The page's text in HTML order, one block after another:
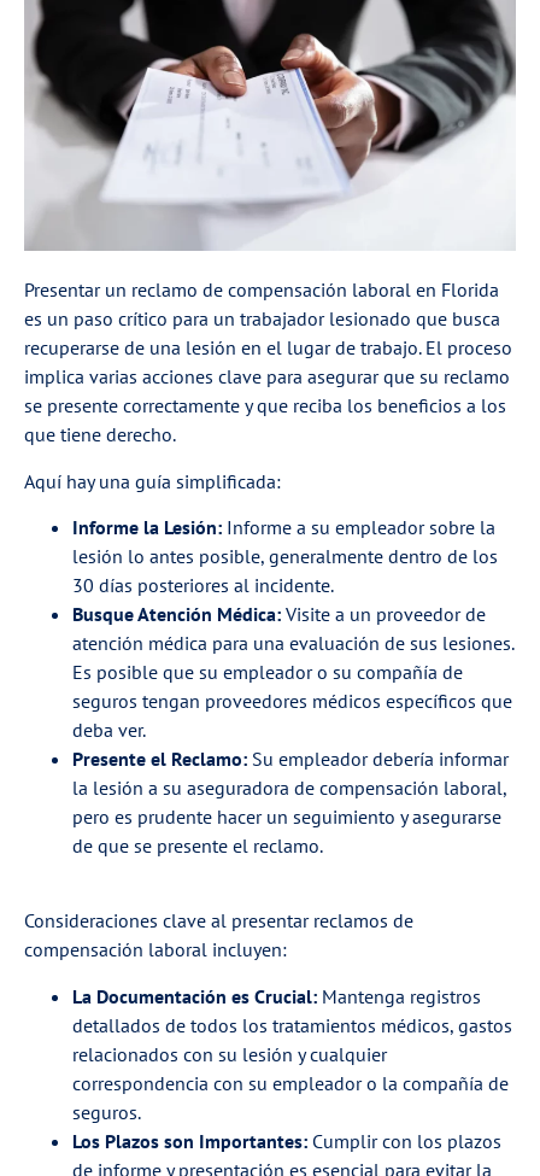
Presentar un reclamo de compensación laboral en Florida
es un paso crítico para un trabajador lesionado que busca
recuperarse de una lesión en el lugar de trabajo. El proceso
implica varias acciones clave para asegurar que su reclamo
se presente correctamente y que reciba los beneficios a los
que tiene derecho.
Aquí hay una guía simplificada:
Informe la Lesión: Informe a su empleador sobre la
lesión lo antes posible, generalmente dentro de los
30 días posteriores al incidente.
Busque Atención Médica: Visite a un proveedor de
atención médica para una evaluación de sus lesiones.
Es posible que su empleador o su compañía de
seguros tengan proveedores médicos específicos que
deba ver.
Presente el Reclamo: Su empleador debería informar
la lesión a su aseguradora de compensación laboral,
pero es prudente hacer un seguimiento y asegurarse
de que se presente el reclamo.
Consideraciones clave al presentar reclamos de
compensación laboral incluyen:
La Documentación es Crucial: Mantenga registros
detallados de todos los tratamientos médicos, gastos
relacionados con su lesión y cualquier
correspondencia con su empleador o la compañía de
seguros.
Los Plazos son Importantes: Cumplir con los plazos
de informe y presentación es esencial para evitar la